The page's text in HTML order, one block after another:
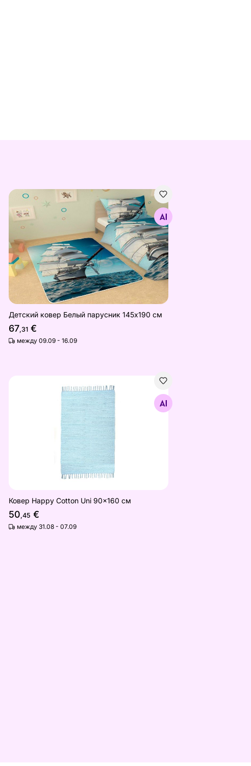
Детский ковер Белый парусник 145x190 см
Найдите похожие
Детский ковер Белый парусник 145x190 см
67,31€
между 09.09 - 16.09
Ковер Happy Cotton Uni 90x160 см
Найдите похожие
Ковер Happy Cotton Uni 90x160 см
50,45 €
между 31.08 - 07.09